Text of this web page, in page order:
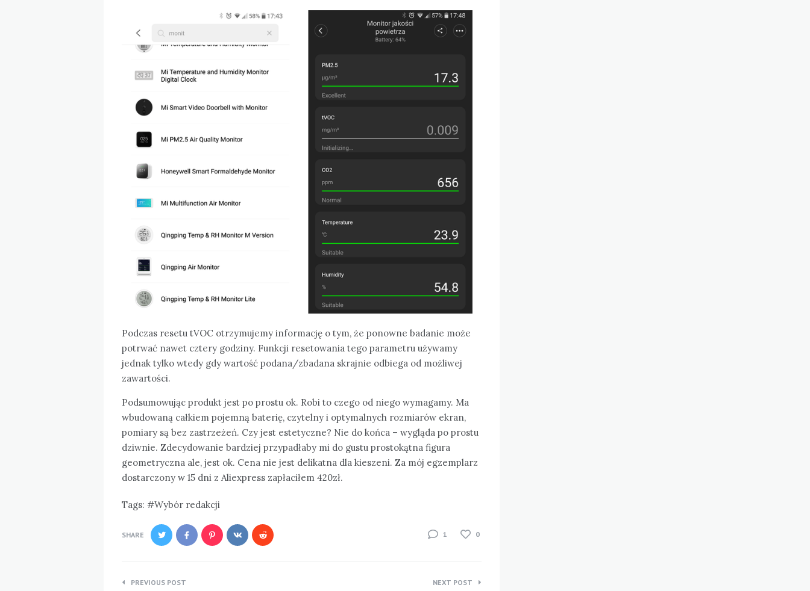
Podczas resetu tVOC otrzymujemy informację o tym, że ponowne badanie może
potrwać nawet cztery godziny. Funkcji resetowania tego parametru używamy
jednak tylko wtedy gdy wartość podana/zbadana skrajnie odbiega od możliwej
zawartości.
Podsumowując produkt jest po prostu ok. Robi to czego od niego wymagamy. Ma
wbudowaną całkiem pojemną baterię, czytelny i optymalnych rozmiarów ekran,
pomiary są bez zastrzeżeń. Czy jest estetyczne? Nie do końca – wygląda po prostu
dziwnie. Zdecydowanie bardziej przypadłaby mi do gustu prostokątna figura
geometryczna ale, jest ok. Cena nie jest delikatna dla kieszeni. Za mój egzemplarz
dostarczony w 15 dni z Aliexpress zapłaciłem 420zł.
Tags: Wybór redakcji
SHARE 1 0
Nawigacja
PREVIOUS POST NEXT POST